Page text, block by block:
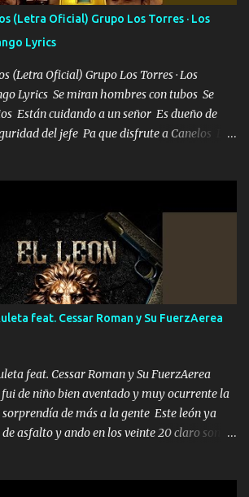
va a llamar Quiere que vaya a verla y que
más me están pidiendo que las saque a
un par de conciertos más que llenar Se
P...
(Letra Oficial) Grupo Los Torres · Los
Lyrics
(Letra Oficial) Grupo Los Torres · Los
Lyrics Se miran hombres con tubos Se
Están cuidando a un señor Es dueño de
del jefe Pa que disfrute a Canelos Es
porque es platica de grandes por eso hay
las instrucciones para atender los deberes
algún problema de confianza tengo gente
y también Pariente 7 arreglan
más es cuestión que ordené NOS HACE
DE CLAVE ERA EL 24 SIEMPRE FUE UN
POR ALGO M'URIÓ PELEAND0 SIEMPRE
QUE SIGA EL LEGADO Es el DOS de
inteligente y com...
feat. Cessar Roman y Su FuerzAerea
feat. Cessar Roman y Su FuerzAerea
de niño bien aventado y muy ocurrente la
de más a la gente Este león ya
asfalto y ando en los veinte 20 claro son